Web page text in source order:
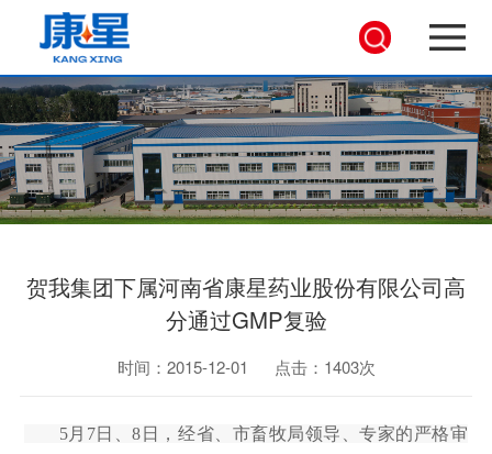
贺我集团下属河南省康星药业股份有限公司高
分通过GMP复验
时间：2015-12-01 点击：1403次
5月7日、8日，经省、市畜牧局领导、专家的严格审